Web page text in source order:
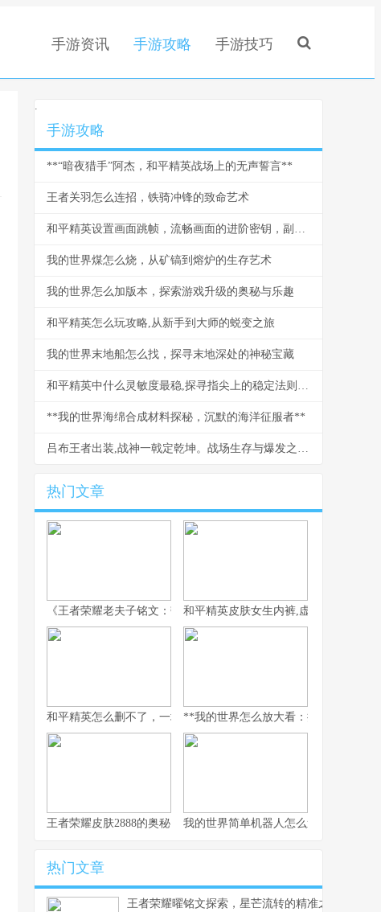
手游资讯 手游攻略 手游技巧
.
手游攻略
**“暗夜猎手”阿杰，和平精英战场上的无声誓言**
王者关羽怎么连招，铁骑冲锋的致命艺术
和平精英设置画面跳帧，流畅画面的进阶密钥，副标题，帧率稳定与视觉体验的深度解析
我的世界煤怎么烧，从矿镐到熔炉的生存艺术
我的世界怎么加版本，探索游戏升级的奥秘与乐趣
和平精英怎么玩攻略,从新手到大师的蜕变之旅
我的世界末地船怎么找，探寻末地深处的神秘宝藏
和平精英中什么灵敏度最稳,探寻指尖上的稳定法则,副标题,资深玩家的实战灵敏度哲学
**我的世界海绵合成材料探秘，沉默的海洋征服者**
吕布王者出装,战神一戟定乾坤。战场生存与爆发之道。
热门文章
《王者荣耀老夫子铭文：韧性与强攻的古老智慧》
和平精英皮肤女生内裤,虚拟时尚与现
和平精英怎么删不了，一场数字时代的游戏羁绊
**我的世界怎么放大看：探索微观与宏
王者荣耀皮肤2888的奥秘，探寻顶级皮肤背后的设计哲学
我的世界简单机器人怎么造，简易红石
热门文章
王者荣耀曜铭文探索，星芒流转的精准之道,副标